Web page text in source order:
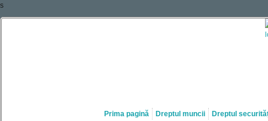
s
Prima pagină Dreptul muncii Dreptul